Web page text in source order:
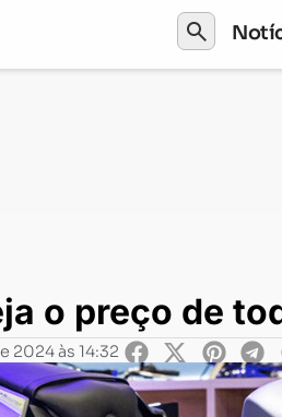
search
o preço de todas as motos
o preço de
2024 às 14:32